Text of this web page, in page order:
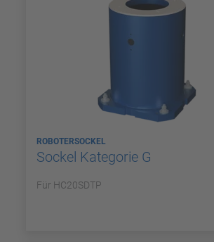
ROBOTERSOCKEL
Sockel Kategorie G
Für HC20SDTP